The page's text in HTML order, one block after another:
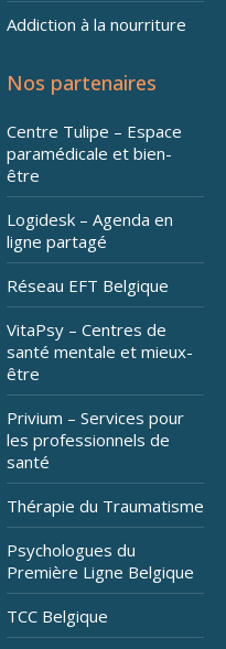
Addiction à la nourriture
Nos partenaires
Centre Tulipe – Espace
paramédicale et bien-
être
Logidesk – Agenda en
ligne partagé
Réseau EFT Belgique
VitaPsy – Centres de
santé mentale et mieux-
être
Privium – Services pour
les professionnels de
santé
Thérapie du Traumatisme
Psychologues du
Première Ligne Belgique
TCC Belgique